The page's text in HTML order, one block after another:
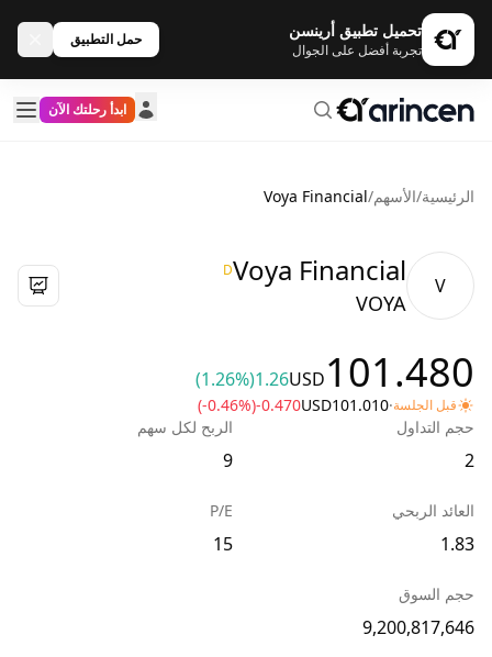
تحميل تطبيق أرينسن
تجربة أفضل على الجوال
حمل التطبيق
ابدأ رحلتك الآن
الرئيسية/الأسهم/
Voya Financial
V
Voya Financial
D
VOYA
101.480
USD
1.26
(1.26%)
قبل الجلسة·
101.010
USD
-0.470
(-0.46%)
حجم التداول
2
الربح لكل سهم
9
العائد الربحي
1.83
P/E
15
حجم السوق
9,200,817,646